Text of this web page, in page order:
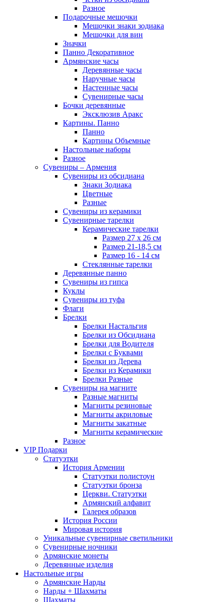
Разное
Подарочные мешочки
Мешочки знаки зодиака
Мешочки для вин
Значки
Панно Декоративное
Армянские часы
Деревянные часы
Наручные часы
Настенные часы
Сувенирные часы
Бочки деревянные
Эксклюзив Аракс
Картины. Панно
Панно
Картины Объемные
Настольные наборы
Разное
Сувениры – Армения
Сувениры из обсидиана
Знаки Зодиака
Цветные
Разные
Сувениры из керамики
Сувенирные тарелки
Керамические тарелки
Размер 27 х 26 см
Размер 21-18,5 см
Размер 16 - 14 см
Стеклянные тарелки
Деревянные панно
Сувениры из гипса
Куклы
Сувениры из туфа
Флаги
Брелки
Брелки Настальгия
Брелки из Обсидиана
Брелки для Водителя
Брелки с Буквами
Брелки из Дерева
Брелки из Керамики
Брелки Разные
Сувениры на магните
Разные магниты
Магниты резиновые
Магниты акриловые
Магниты закатные
Магниты керамические
Разное
VIP Подарки
Статуэтки
История Армении
Статуэтки полистоун
Статуэтки бронза
Церкви. Статуэтки
Армянский алфавит
Галерея образов
История России
Мировая история
Уникальные сувенирные светильники
Сувенирные ночники
Армянские монеты
Деревянные изделия
Настольные игры
Армянские Нарды
Нарды + Шахматы
Шахматы